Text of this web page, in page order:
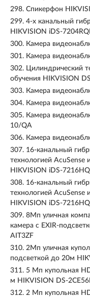
298. Спикерфон
299. 4-х канальный
HIKVISION iDS-
300. Камера
301. Камера
302. Цилиндрический
обучения HIKVISION
303. Камера
304. Камера
305. Камера
10/QA
306. Камера
307. 16-канальный
технологией AcuSense
HIKVISION iDS-
308. 16-канальный
технологией AcuSense
HIKVISION iDS-
309. 8Мп уличная
камера с EXIR-
AIT3ZF
310. 2Мп уличная
подсветкой до 20м
311. 5 Мп купольная
м HIKVISION DS-
312. 2 Мп купольная